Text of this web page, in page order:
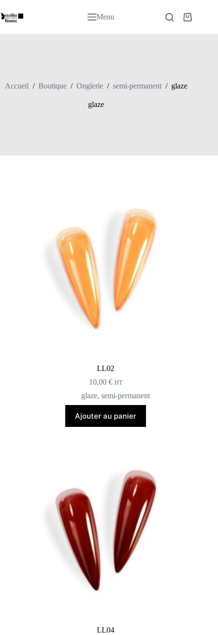
au
contenu
Menu
Panier
Accueil / Boutique / Onglerie / semi-permanent / glaze
glaze
LL02
10,00 € HT
glaze, semi-permanent
Ajouter au panier
LL04